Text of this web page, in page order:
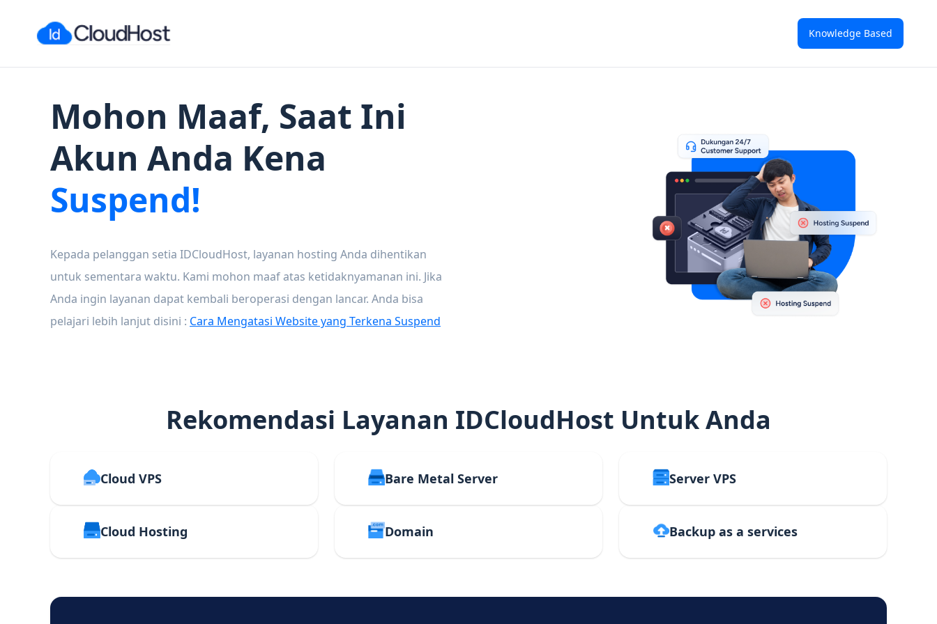
Knowledge Based
Mohon Maaf, Saat Ini
Akun Anda Kena
Suspend!
Kepada pelanggan setia IDCloudHost, layanan hosting Anda dihentikan
untuk sementara waktu. Kami mohon maaf atas ketidaknyamanan ini. Jika
Anda ingin layanan dapat kembali beroperasi dengan lancar. Anda bisa
pelajari lebih lanjut disini : Cara Mengatasi Website yang Terkena Suspend
Rekomendasi Layanan IDCloudHost Untuk Anda
Cloud VPS Bare Metal Server Server VPS
Cloud Hosting Domain Backup as a services